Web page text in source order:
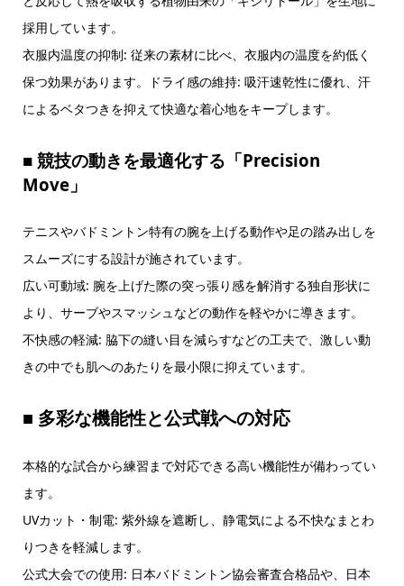
採用しています。
衣服内温度の抑制: 従来の素材に比べ、衣服内の温度を約低く
保つ効果があります。ドライ感の維持: 吸汗速乾性に優れ、汗
によるベタつきを抑えて快適な着心地をキープします。
■ 競技の動きを最適化する「Precision
Move」
テニスやバドミントン特有の腕を上げる動作や足の踏み出しを
スムーズにする設計が施されています。
広い可動域: 腕を上げた際の突っ張り感を解消する独自形状に
より、サーブやスマッシュなどの動作を軽やかに導きます。
不快感の軽減: 脇下の縫い目を減らすなどの工夫で、激しい動
きの中でも肌へのあたりを最小限に抑えています。
■ 多彩な機能性と公式戦への対応
本格的な試合から練習まで対応できる高い機能性が備わってい
ます。
UVカット・制電: 紫外線を遮断し、静電気による不快なまとわ
りつきを軽減します。
公式大会での使用: 日本バドミントン協会審査合格品や、日本